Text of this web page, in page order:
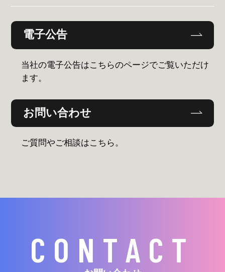
電子公告
当社の電子公告はこちらのページでご覧いただけ
ます。
お問い合わせ
ご質問やご相談はこちら。
CONTACT